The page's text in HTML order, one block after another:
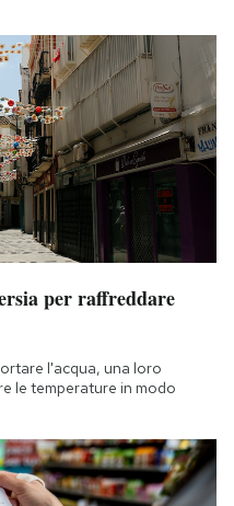
per raffreddare
l'acqua, una loro
le temperature in modo